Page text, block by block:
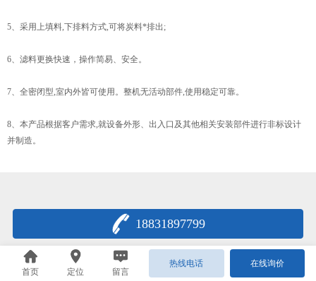
5、采用上填料,下排料方式,可将炭料*排出;
6、滤料更换快速，操作简易、安全。
7、全密闭型,室内外皆可使用。整机无活动部件,使用稳定可靠。
8、本产品根据客户需求,就设备外形、出入口及其他相关安装部件进行非标设计
并制造。
18831897799
首页 定位 留言
热线电话 在线询价